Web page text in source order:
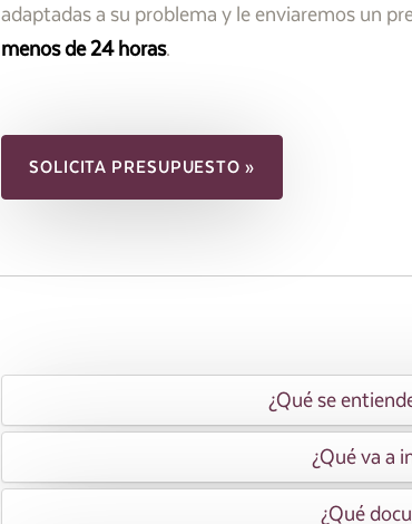
adaptadas a su problema y le enviaremos un
menos de 24 horas.
SOLICITA PRESUPUESTO »
¿Qué se
¿Qué va a
¿Qué